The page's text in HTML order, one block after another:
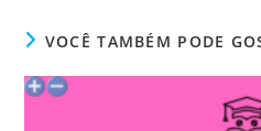
VOCÊ TAMBÉM PODE